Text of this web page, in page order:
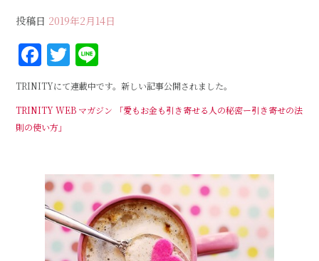
投稿日 2019年2月14日
F
a
c
e
o
o
k
T
w
it
te
n
e
TRINITYにて連載中です。新しい記事公開されました。
TRINITY WEB マガジン 「愛もお金も引き寄せる人の秘密ー引き寄せの法
則の使い方」